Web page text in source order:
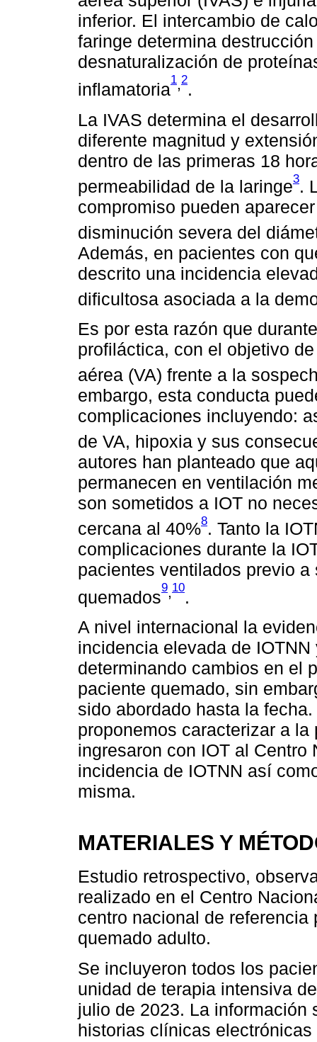
inferior. El intercambio de
faringe determina
desnaturalización de
inflamatoria
1,2
.
La IVAS determina el
diferente magnitud y
dentro de las primeras 18
permeabilidad de la laringe3.
compromiso pueden
disminución severa del
Además, en pacientes con
descrito una incidencia
dificultosa asociada a la
Es por esta razón que
profiláctica, con el objetivo
aérea (VA) frente a la
embargo, esta conducta
complicaciones incluyendo:
de VA, hipoxia y sus
autores han planteado que
permanecen en ventilación
son sometidos a IOT no
cercana al 40%8. Tanto la
complicaciones durante la
pacientes ventilados previo
quemados
9 10
.
A nivel internacional la
incidencia elevada de
determinando cambios en el
paciente quemado, sin
sido abordado hasta la
proponemos caracterizar a
ingresaron con IOT al
incidencia de IOTNN así
misma.
MATERIALES Y
Estudio retrospectivo,
realizado en el Centro
centro nacional de
quemado adulto.
Se incluyeron todos los
unidad de terapia intensiva
julio de 2023. La información
historias clínicas